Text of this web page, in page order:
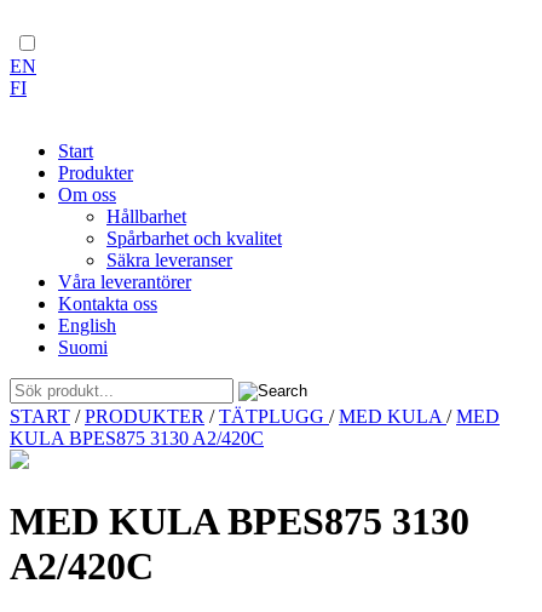
EN
FI
Start
Produkter
Om oss
Hållbarhet
Spårbarhet och kvalitet
Säkra leveranser
Våra leverantörer
Kontakta oss
English
Suomi
Skip
to
content
START /PRODUKTER /TÄTPLUGG /MED KULA /MED
KULA BPES875 3130 A2/420C
MED KULA BPES875 3130
A2/420C